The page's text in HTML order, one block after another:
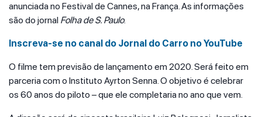
anunciada no Festival de Cannes, na França. As informações
são do jornal Folha de S. Paulo.
Inscreva-se no canal do Jornal do Carro no YouTube
O filme tem previsão de lançamento em 2020. Será feito em
parceria com o Instituto Ayrton Senna. O objetivo é celebrar
os 60 anos do piloto – que ele completaria no ano que vem.